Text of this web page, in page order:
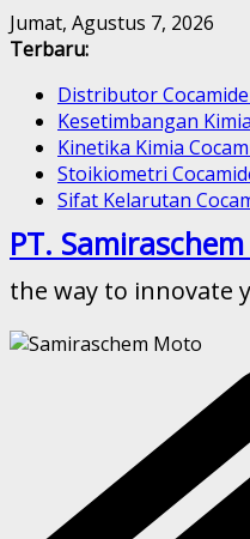
Skip
to
Jumat, Agustus 7, 2026
Terbaru:
Distributor
Kesetimbangan
Kinetika Kimia
Stoikiometri
Sifat Kelarutan
PT.
the way to innovate